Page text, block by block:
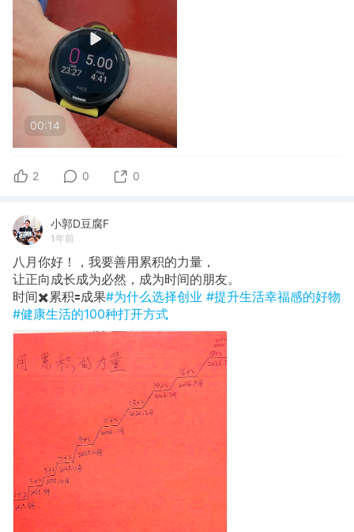
00:14
2 0 0
小郭D豆腐F
1年前
八月你好！，我要善用累积的力量，
让正向成长成为必然，成为时间的朋友。
时间✖️累积🟰成果#为什么选择创业 #提升生活幸福感的好物
#健康生活的100种打开方式